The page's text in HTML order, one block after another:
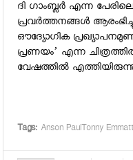
ദി ഗാംബ്ലര്‍ എന്ന
പ്രവര്‍ത്തനങ്ങള്‍
ഔദ്യോഗിക
പ്രണയം’ എന്ന
വേഷത്തില്‍
Tags: Anson PaulTonny